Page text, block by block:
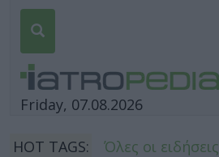
Friday, 07.08.2026
HOT TAGS:
Όλες οι ειδήσεις